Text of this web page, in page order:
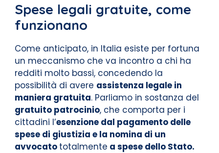
Spese legali gratuite, come
funzionano
Come anticipato, in Italia esiste per fortuna
un meccanismo che va incontro a chi ha
redditi molto bassi, concedendo la
possibilità di avere assistenza legale in
maniera gratuita. Parliamo in sostanza del
gratuito patrocinio, che comporta per i
cittadini l’esenzione dal pagamento delle
spese di giustizia e la nomina di un
avvocato totalmente a spese dello Stato.